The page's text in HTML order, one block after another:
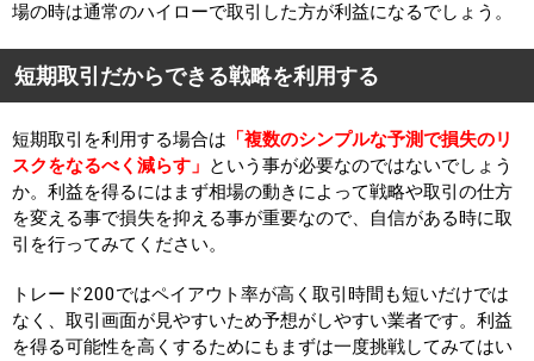
場の時は通常のハイローで取引した方が利益になるでしょう。
短期取引だからできる戦略を利用する
短期取引を利用する場合は 「複数のシンプルな予測で損失のリ
スクをなるべく減らす」 という事が必要なのではないでしょう
か。利益を得るにはまず相場の動きによって戦略や取引の仕方
を変える事で損失を抑える事が重要なので、自信がある時に取
引を行ってみてください。
トレード200ではペイアウト率が高く取引時間も短いだけでは
なく、取引画面が見やすいため予想がしやすい業者です。利益
を得る可能性を高くするためにもまずは一度挑戦してみてはい